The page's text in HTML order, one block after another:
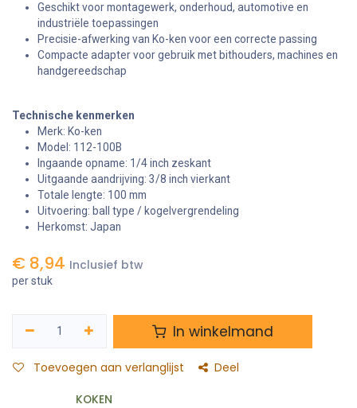
Geschikt voor montagewerk, onderhoud, automotive en
industriële toepassingen
Precisie-afwerking van Ko-ken voor een correcte passing
Compacte adapter voor gebruik met bithouders, machines en
handgereedschap
Technische kenmerken
Merk: Ko-ken
Model: 112-100B
Ingaande opname: 1/4 inch zeskant
Uitgaande aandrijving: 3/8 inch vierkant
Totale lengte: 100 mm
Uitvoering: ball type / kogelvergrendeling
Herkomst: Japan
€ 8,94 Inclusief btw
per stuk
In winkelmand
Toevoegen aan verlanglijst Deel
KOKEN